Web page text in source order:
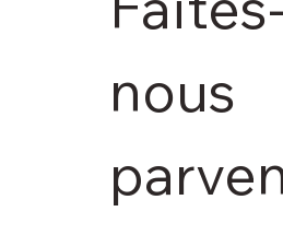
nous